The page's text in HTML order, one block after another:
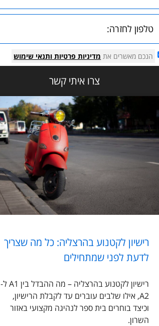
הנכם מאשרים את מדיניות פרטיות ותנאי שימוש
צרו איתי קשר
רישיון לקטנוע בהרצליה: כל מה שצריך
לדעת לפני שמתחילים
רישיון לקטנוע בהרצליה – מה ההבדל בין A1 ל-
A2, אילו שלבים עוברים עד לקבלת הרישיון,
וכיצד בוחרים בית ספר לנהיגה מקצועי באזור
השרון.